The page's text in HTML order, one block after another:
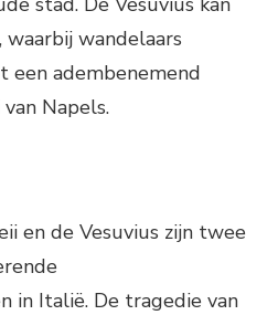
wandelaars
een adembenemend
Napels.
en de Vesuvius zijn twee
in Italië. De tragedie van